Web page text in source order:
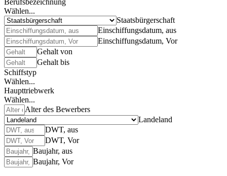
Berufsbezeichnung
Wählen...
Staatsbürgerschaft
Einschiffungsdatum, aus
Einschiffungsdatum, Vor
Gehalt von
Gehalt bis
Schiffstyp
Wählen...
Haupttriebwerk
Wählen...
Alter des Bewerbers
Landeland
DWT, aus
DWT, Vor
Baujahr, aus
Baujahr, Vor